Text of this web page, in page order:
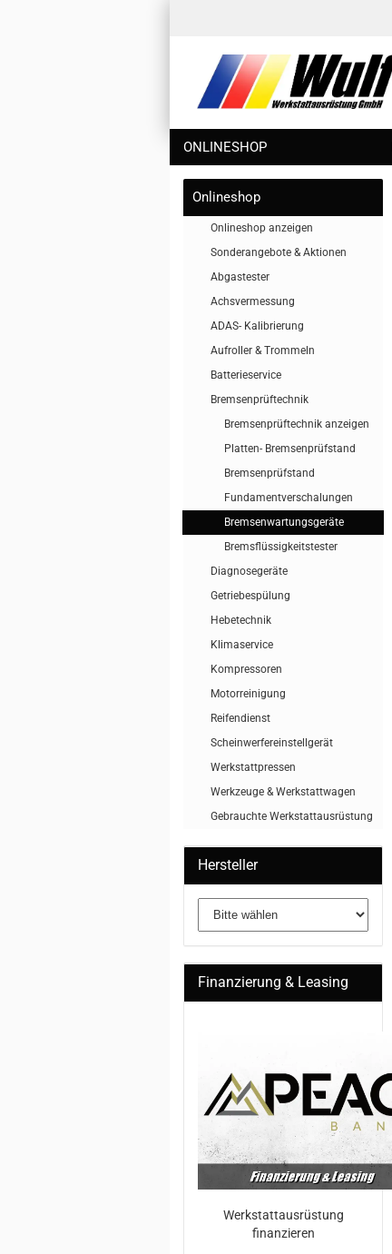
ONLINESHOP
Onlineshop
Onlineshop anzeigen
Sonderangebote & Aktionen
Abgastester
Achsvermessung
ADAS- Kalibrierung
Aufroller & Trommeln
Batterieservice
Bremsenprüftechnik
Bremsenprüftechnik anzeigen
Platten- Bremsenprüfstand
Bremsenprüfstand
Fundamentverschalungen
Bremsenwartungsgeräte
Bremsflüssigkeitstester
Diagnosegeräte
Getriebespülung
Hebetechnik
Klimaservice
Kompressoren
Motorreinigung
Reifendienst
Scheinwerfereinstellgerät
Werkstattpressen
Werkzeuge & Werkstattwagen
Gebrauchte Werkstattausrüstung
Hersteller
Finanzierung & Leasing
Werkstattausrüstung
finanzieren